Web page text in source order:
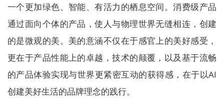
一个更加绿色、智能、有活力的栖息空间。消费级产品
通过面向个体的产品，使人与物理世界无缝相连，创建
的是微观的美。美的意涵不仅在于感官上的美好感受，
更在于产品性能上的卓越，技术的颠覆，以及基于流畅
的产品体验实现与世界更紧密互动的获得感，在于以AI
创建美好生活的品牌理念的践行。